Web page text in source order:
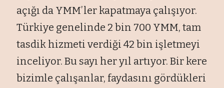
açığı da YMM’ler kapatmaya çalışıyor.
Türkiye genelinde 2 bin 700 YMM, tam
tasdik hizmeti verdiği 42 bin işletmeyi
inceliyor. Bu sayı her yıl artıyor. Bir kere
bizimle çalışanlar, faydasını gördükleri